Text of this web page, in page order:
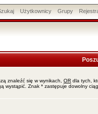
Użytkownicy Grupy
znaleźć się w wynikach, OR dla tych,
wystąpić. Znak * zastępuje dowolny ciąg